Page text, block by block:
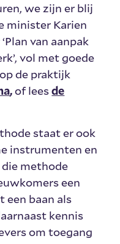
we zijn er blij
minister Karien
van aanpak
vol met goede
de praktijk
,of leesde
staat er ook
instrumenten en
methode
een
een baan als
kennis
om toegang